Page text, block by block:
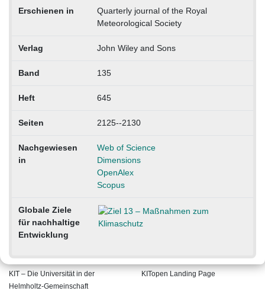
Erschienen in
Quarterly journal of the Royal
Meteorological Society
Verlag John Wiley and Sons
Band 135
Heft 645
Seiten 2125--2130
Nachgewiesen
in
Web of Science
Dimensions
OpenAlex
Scopus
Globale Ziele
für nachhaltige
Entwicklung
KIT – Die Universität in der
Helmholtz-Gemeinschaft
KITopen Landing Page